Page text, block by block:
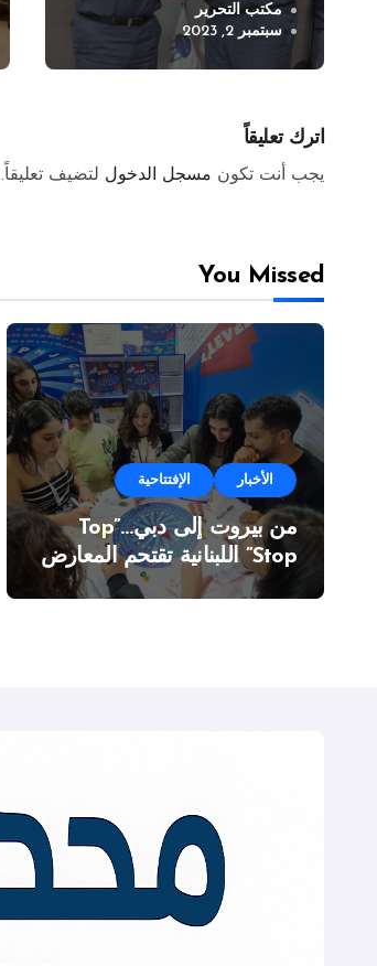
انتهاء خدمته في قوى
الأمن الداخلي
مكتب التحرير
سبتمبر 2, 2023
اترك تعليقاً
يجب أنت تكون مسجل الدخول لتضيف تعليقاً.
You Missed
الأخبار الإفتتاحية
من بيروت إلى دبي…”Top
Stop” اللبنانية تقتحم المعارض
الدولية